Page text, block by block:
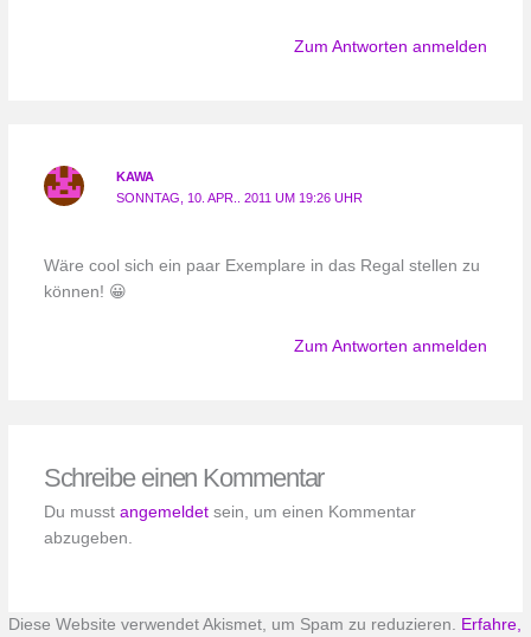
Zum Antworten anmelden
KAWA
SONNTAG, 10. APR.. 2011 UM 19:26 UHR
Wäre cool sich ein paar Exemplare in das Regal stellen zu
können! 😀
Zum Antworten anmelden
Schreibe einen Kommentar
Du musst angemeldetsein, um einen Kommentar
abzugeben.
Diese Website verwendet Akismet, um Spam zu reduzieren. Erfahre,